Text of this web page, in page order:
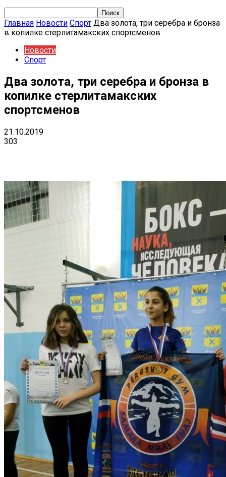
Главная Новости Спорт Два золота, три серебра и бронза
в копилке стерлитамакских спортсменов
Новости
Спорт
Два золота, три серебра и бронза в
копилке стерлитамакских
спортсменов
21.10.2019
303